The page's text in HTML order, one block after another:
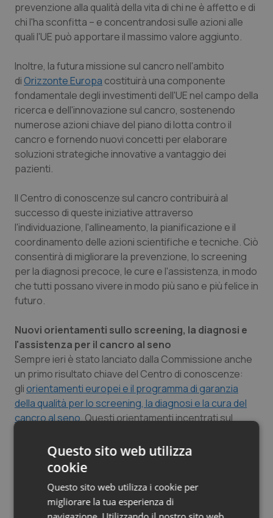
prevenzione alla qualità della vita di chi ne è affetto e di
chi l'ha sconfitta – e concentrandosi sulle azioni alle
quali l'UE può apportare il massimo valore aggiunto.
Inoltre, la futura missione sul cancro nell'ambito
di Orizzonte Europa costituirà una componente
fondamentale degli investimenti dell'UE nel campo della
ricerca e dell'innovazione sul cancro, sostenendo
numerose azioni chiave del piano di lotta contro il
cancro e fornendo nuovi concetti per elaborare
soluzioni strategiche innovative a vantaggio dei
pazienti.
Il Centro di conoscenze sul cancro contribuirà al
successo di queste iniziative attraverso
l'individuazione, l'allineamento, la pianificazione e il
coordinamento delle azioni scientifiche e tecniche. Ciò
consentirà di migliorare la prevenzione, lo screening
per la diagnosi precoce, le cure e l'assistenza, in modo
che tutti possano vivere in modo più sano e più felice in
futuro.
Nuovi orientamenti sullo screening, la diagnosi e
l'assistenza per il cancro al seno
Sempre ieri è stato lanciato dalla Commissione anche
un primo risultato chiave del Centro di conoscenze:
gli orientamenti europei e il programma di garanzia
della qualità per lo screening, la diagnosi e la cura del
cancro al seno. Questi orientamenti incentrati sul
assistenza sanitaria e alle donne indicazioni chiare e
indipendenti per un percorso di assistenza sanitaria
completo per la più frequente tipologia di cancro nella
popolazione femminile. Contribuiranno a ridurre
l'incidenza del cancro al seno e ad affrontare
Questo sito web utilizza
cookie
Questo sito web utilizza i cookie per
migliorare la tua esperienza di